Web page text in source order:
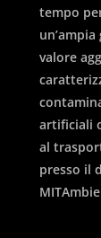
tempo
valore
artificiali
al
presso il